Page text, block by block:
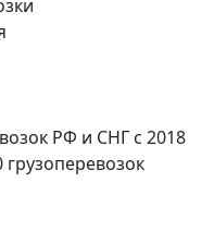
РФ и СНГ с 2018